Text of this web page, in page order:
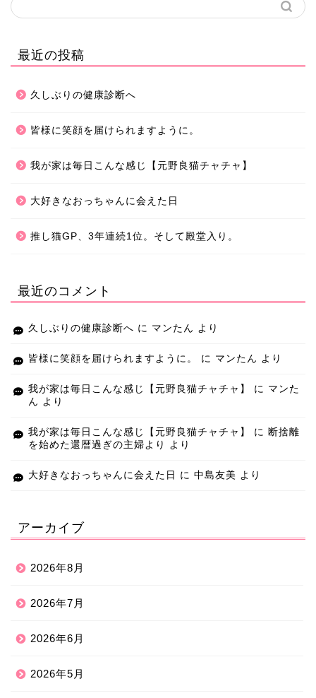
最近の投稿
久しぶりの健康診断へ
皆様に笑顔を届けられますように。
我が家は毎日こんな感じ【元野良猫チャチャ】
大好きなおっちゃんに会えた日
推し猫GP、3年連続1位。そして殿堂入り。
最近のコメント
久しぶりの健康診断へ に マンたん より
皆様に笑顔を届けられますように。 に マンたん より
我が家は毎日こんな感じ【元野良猫チャチャ】 に マンた
ん より
我が家は毎日こんな感じ【元野良猫チャチャ】 に 断捨離
を始めた還暦過ぎの主婦より
より
大好きなおっちゃんに会えた日 に 中島友美 より
アーカイブ
2026年8月
2026年7月
2026年6月
2026年5月